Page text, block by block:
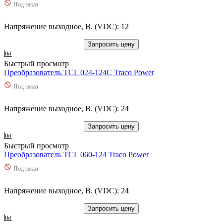
Под заказ
Напряжение выходное, В. (VDC): 12
Запросить цену
Быстрый просмотр
Преобразователь TCL 024-124C Traco Power
Под заказ
Напряжение выходное, В. (VDC): 24
Запросить цену
Быстрый просмотр
Преобразователь TCL 060-124 Traco Power
Под заказ
Напряжение выходное, В. (VDC): 24
Запросить цену